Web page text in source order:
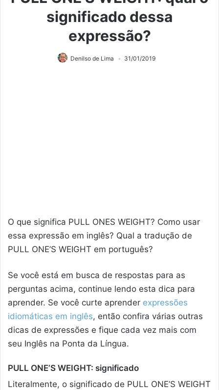
significado dessa
expressão?
Denilso de Lima 31/01/2019
O que significa PULL ONES WEIGHT? Como usar
essa expressão em inglês? Qual a tradução de
PULL ONE’S WEIGHT em português?
Se você está em busca de respostas para as
perguntas acima, continue lendo esta dica para
aprender. Se você curte aprender expressões
idiomáticas em inglês, então confira várias outras
dicas de expressões e fique cada vez mais com
seu Inglês na Ponta da Língua.
PULL ONE’S WEIGHT: significado
Literalmente, o significado de PULL ONE’S WEIGHT